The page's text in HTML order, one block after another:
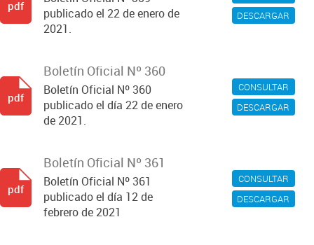
DESCARGAR
publicado el 22 de enero de
2021.
pdf
CONSULTAR
DESCARGAR
Boletín Oficial Nº 360
Boletín Oficial Nº 360
publicado el día 22 de enero
de 2021.
pdf
CONSULTAR
DESCARGAR
Boletín Oficial Nº 361
Boletín Oficial Nº 361
publicado el día 12 de
febrero de 2021
pdf